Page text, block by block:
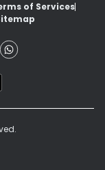
of Services